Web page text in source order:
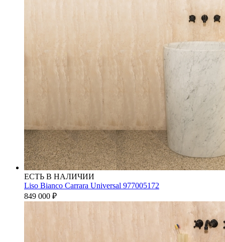
ЕСТЬ В НАЛИЧИИ
Liso Bianco Carrara Universal 977005172
849 000 ₽